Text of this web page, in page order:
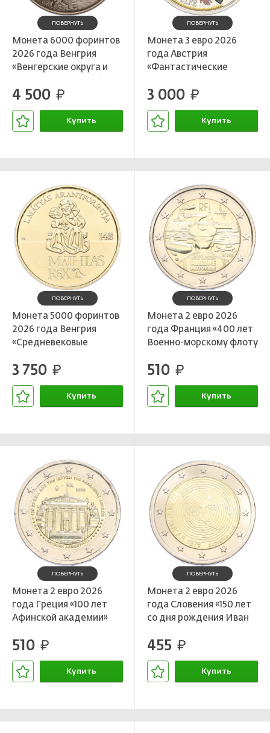
ПОВЕРНУТЬ
Монета 6000 форинтов
2026 года Венгрия
«Венгерские округа и
Земплен в городе
4 500 руб.
Купить
ПОВЕРНУТЬ
Монета 3 евро 2026
года Австрия
«Фантастические
— эльф»
3 000 руб.
Купить
ПОВЕРНУТЬ
Монета 5000 форинтов
2026 года Венгрия
«Средневековые
флорины — Золотой
Матьяша I»
3 750 руб.
Купить
ПОВЕРНУТЬ
Монета 2 евро 2026
года Франция «400 лет
Военно-морскому флоту
510 руб.
Купить
ПОВЕРНУТЬ
Монета 2 евро 2026
года Греция «100 лет
Афинской академии»
510 руб.
Купить
ПОВЕРНУТЬ
Монета 2 евро 2026
года Словения «150 лет
со дня рождения Иван
455 руб.
Купить